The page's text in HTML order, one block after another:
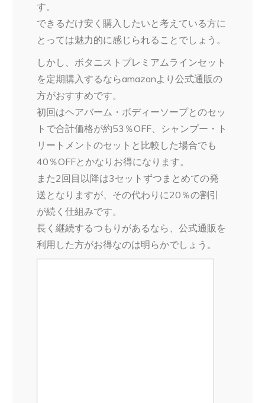
す。
できるだけ安く購入したいと考えている方に
とっては魅力的に感じられることでしょう。
しかし、ボタニストプレミアムラインセット
を定期購入するならamazonより公式通販の
方がおすすめです。
初回はヘアバーム・ボディーソープとのセッ
トで合計価格が約53％OFF、シャンプー・ト
リートメントのセットと比較した場合でも
40％OFFとかなりお得になります。
また2回目以降は3セットずつまとめての発
送となりますが、その代わりに20％の割引
が続く仕組みです。
長く継続するつもりがあるなら、公式通販を
利用した方がお得なのは明らかでしょう。